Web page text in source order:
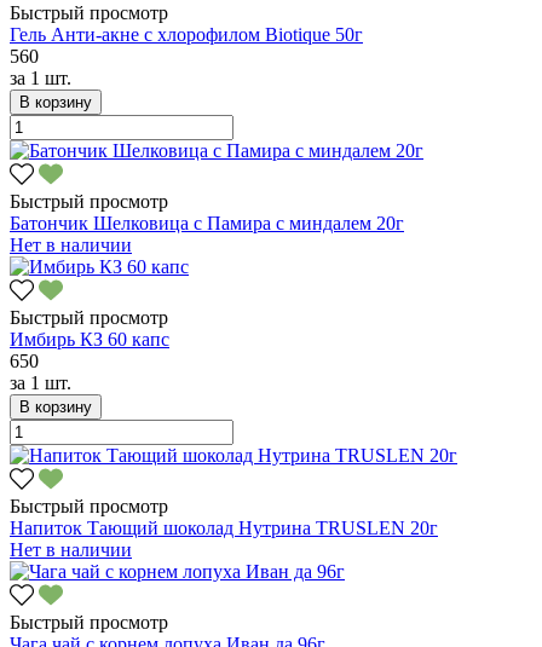
Быстрый просмотр
Гель Анти-акне с хлорофилом Biotique 50г
560
за 1 шт.
В корзину
Быстрый просмотр
Батончик Шелковица с Памира с миндалем 20г
Нет в наличии
Быстрый просмотр
Имбирь КЗ 60 капс
650
за 1 шт.
В корзину
Быстрый просмотр
Напиток Тающий шоколад Нутрина TRUSLEN 20г
Нет в наличии
Быстрый просмотр